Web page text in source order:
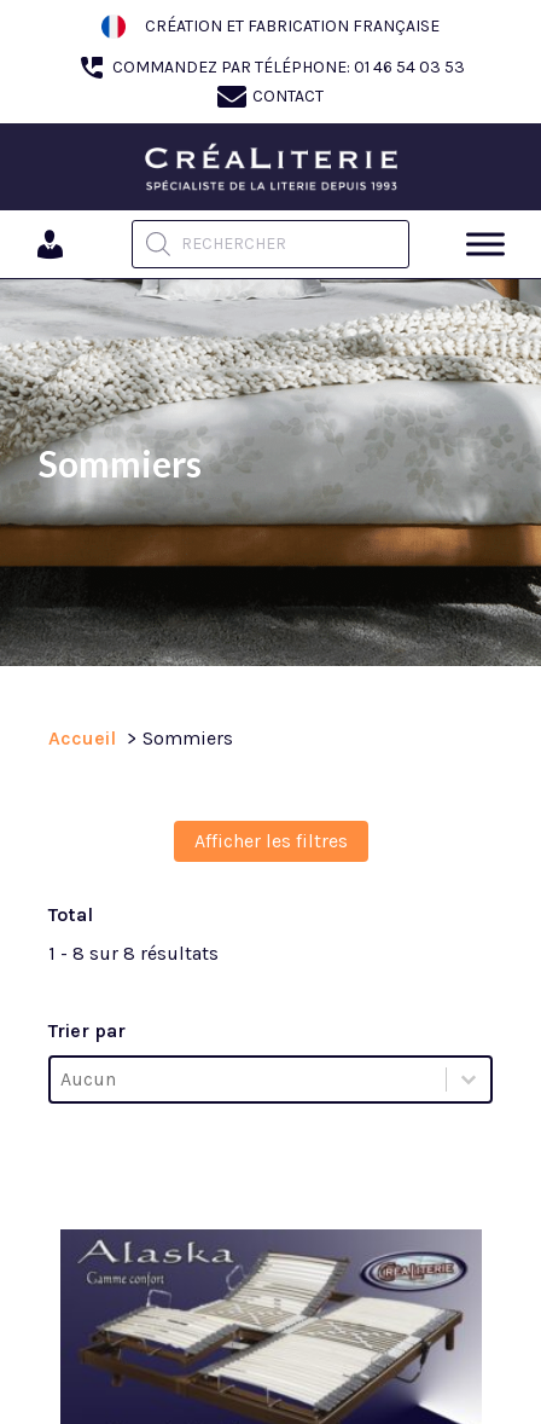
CRÉATION ET FABRICATION FRANÇAISE
COMMANDEZ PAR TÉLÉPHONE: 01 46 54 03 53
CONTACT
Recherche de produits
Sommiers
Accueil Sommiers
Afficher les filtres
Total
1 - 8 sur 8 résultats
Trier par
Trier par
Trier par
Trier par